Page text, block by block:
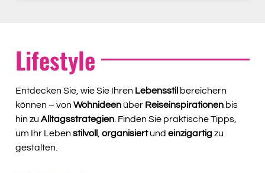
Lifestyle
Entdecken Sie, wie Sie Ihren Lebensstil bereichern
können – vonWohnideen über Reiseinspirationen bis
hin zu Alltagsstrategien . Finden Sie praktische Tipps,
um Ihr Lebenstilvoll organisiertund einzigartigzu
gestalten.